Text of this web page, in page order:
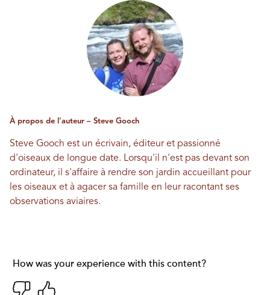
À propos de l'auteur – Steve Gooch
Steve Gooch est un écrivain, éditeur et passionné
d'oiseaux de longue date. Lorsqu'il n'est pas devant son
ordinateur, il s'affaire à rendre son jardin accueillant pour
les oiseaux et à agacer sa famille en leur racontant ses
observations aviaires.